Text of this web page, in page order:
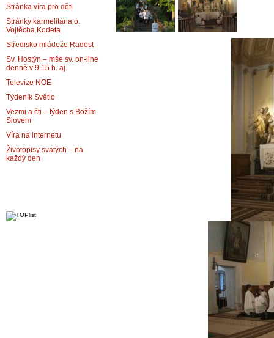
Stránka víra pro děti
Stránky karmelitána o.
Vojtěcha Kodeta
Středisko mládeže Radost
Sv. Hostýn – mše sv. on-line
denně v 9.15 h. aj.
Televize NOE
Týdeník Světlo
Vezmi a čti – týden s Božím
Slovem
Víra na internetu
Životopisy svatých – na
každý den